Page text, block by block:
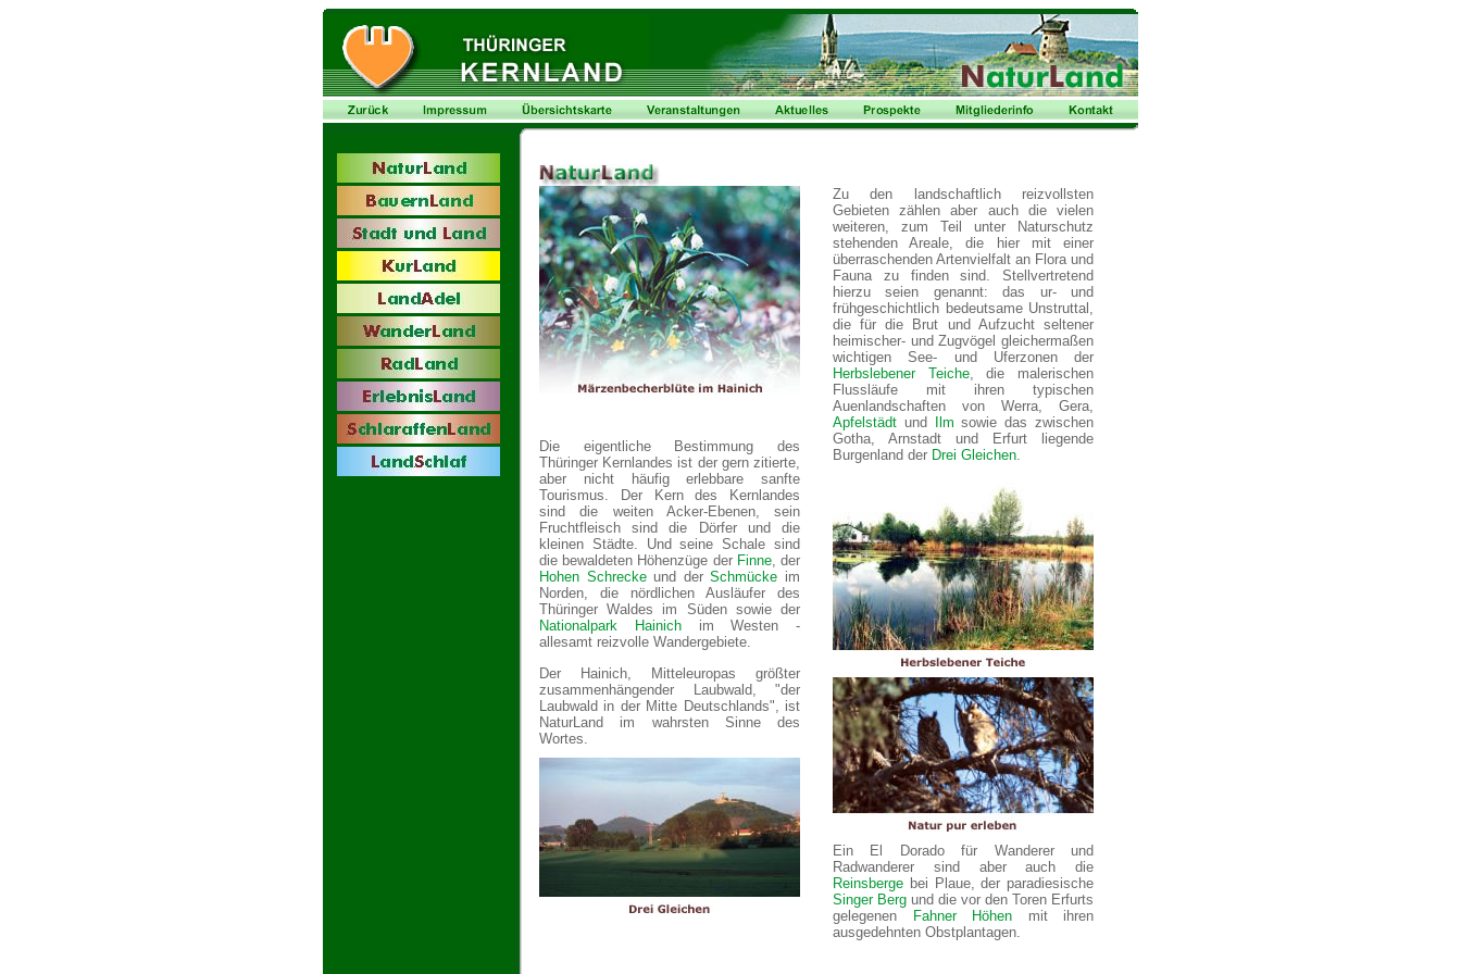
Die eigentliche Bestimmung des
Thüringer Kernlandes ist der gern zitierte,
aber nicht häufig erlebbare sanfte
Tourismus. Der Kern des Kernlandes
sind die weiten Acker-Ebenen, sein
Fruchtfleisch sind die Dörfer und die
kleinen Städte. Und seine Schale sind
die bewaldeten Höhenzüge der Finne, der
Hohen Schreckeund derSchmücke im
Norden, die nördlichen Ausläufer des
Thüringer Waldes im Süden sowie der
Nationalpark Hainichim Westen -
allesamt reizvolle Wandergebiete.
Der Hainich, Mitteleuropas größter
zusammenhängender Laubwald, "der
Laubwald in der Mitte Deutschlands", ist
NaturLand im wahrsten Sinne des
Wortes.
Zu den landschaftlich reizvollsten
Gebieten zählen aber auch die vielen
weiteren, zum Teil unter Naturschutz
stehenden Areale, die hier mit einer
überraschenden Artenvielfalt an Flora und
Fauna zu finden sind. Stellvertretend
hierzu seien genannt: das ur- und
frühgeschichtlich bedeutsame Unstruttal,
die für die Brut und Aufzucht seltener
heimischer- und Zugvögel gleichermaßen
wichtigen See- und Uferzonen der
Herbslebener Teiche, die malerischen
Flussläufe mit ihren typischen
Auenlandschaften von Werra, Gera,
Apfelstädt und Ilm sowie das zwischen
Gotha, Arnstadt und Erfurt liegende
Burgenland der Drei Gleichen.
Ein El Dorado für Wanderer und
Radwanderer sind aber auch die
Reinsberge bei Plaue, der paradiesische
Singer Berg und die vor den Toren Erfurts
gelegenen
Fahner Höhen mit ihren
ausgedehnten Obstplantagen.